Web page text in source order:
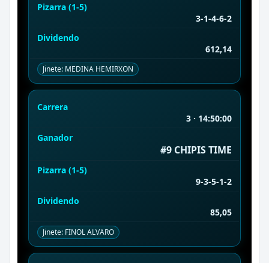
Pizarra (1-5)
3-1-4-6-2
Dividendo
612,14
Jinete: MEDINA HEMIRXON
Carrera
3 · 14:50:00
Ganador
#9 CHIPIS TIME
Pizarra (1-5)
9-3-5-1-2
Dividendo
85,05
Jinete: FINOL ALVARO